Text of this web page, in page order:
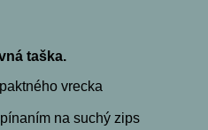
taška.
vrecka
na suchý zips